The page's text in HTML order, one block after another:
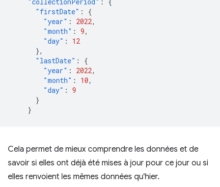
"firstDate" :
{
"year" : 2022,
"month" : 9,
"day" :
12
},
"lastDate" :
{
"year" : 2022,
"month" : 10,
"day" : 9
}
}
Cela permet de mieux comprendre les données et de
savoir si elles ont déjà été mises à jour pour ce jour ou si
elles renvoient les mêmes données qu'hier.